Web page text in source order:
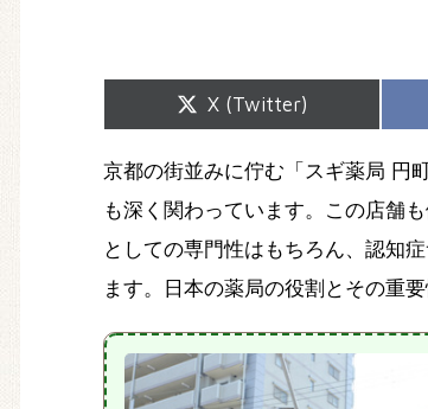
Share
X (Twitter)
京都の街並みに佇む「スギ薬局 円
も深く関わっています。この店舗
としての専門性はもちろん、認知
ます。日本の薬局の役割とその重